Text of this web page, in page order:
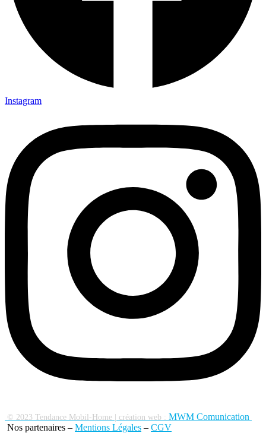
Instagram
© 2023 Tendance Mobil-Home création web : MWM Comunication
Nos partenaires – Mentions Légales – CGV